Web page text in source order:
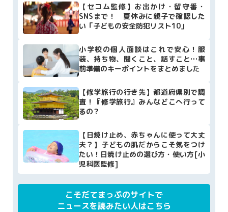
【セコム監修】お出かけ・留守番・
SNSまで！ 夏休みに親子で確認した
い「子どもの安全防犯リスト10」
小学校の個人面談はこれで安心！服
装、持ち物、聞くこと、話すこと…事
前準備のキーポイントをまとめました
【修学旅行の行き先】都道府県別で調
査！『修学旅行』みんなどこへ行って
るの？
【日焼け止め、赤ちゃんに使って大丈
夫？】子どもの肌だからこそ気をつけ
たい！日焼け止めの選び方・使い方[小
児科医監修]
こそだてまっぷのサイトで
ニュースを読みたい人はこちら